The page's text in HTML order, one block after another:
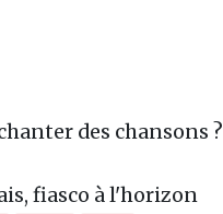
des chansons ?
fiasco à l'horizon